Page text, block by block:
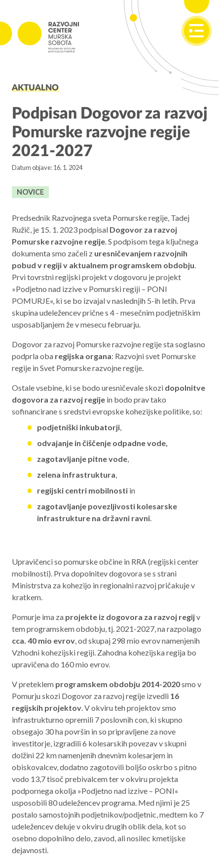
Projekti v izvajanju
Zaključeni projekti
PODJETNIŠTVO
SPOT
Invest Pomurje
PONI
REGIONALNI RAZVOJ
Aktualno programsko obdobje 2021 – 2027
Obmejna problemska območja
O NAS
NAŠE STORITVE
REGIJA
STIK
AKTUALNO
AKTUALNO
Podpisan Dogovor za razvoj
Pomurske razvojne regije
2021-2027
Datum objave: 16. 1. 2024
NOVICE
Predsednik Razvojnega sveta Pomurske regije, Tadej
Ružič, je 15. 1. 2023 podpisal Dogovor za razvoj
Pomurske razvojne regije. S podpisom tega ključnega
dokumenta smo začeli z uresničevanjem razvojnih
pobud v regiji v aktualnem programskem obdobju.
Prvi tovrstni regijski projekt v dogovoru je projekt
»Podjetno nad izzive v Pomurski regiji – PONI
POMURJE«, ki se bo izvajal v naslednjih 5-ih letih. Prva
skupina udeležencev prične s 4 - mesečnim podjetniškim
usposabljanjem že v mesecu februarju.
Dogovor za razvoj Pomurske razvojne regije sta soglasno
podprla oba regijska organa: Razvojni svet Pomurske
regije in Svet Pomurske razvojne regije.
Ostale vsebine, ki se bodo uresničevale skozi dopolnitve
dogovora za razvoj regije in bodo prav tako
sofinancirane s sredstvi evropske kohezijske politike, so:
podjetniški inkubatorji,
odvajanje in čiščenje odpadne vode,
zagotavljanje pitne vode,
zelena infrastruktura,
regijski centri mobilnosti in
zagotavljanje povezljivosti kolesarske
infrastrukture na državni ravni.
Upravičenci so pomurske občine in RRA (regijski center
mobilnosti). Prva dopolnitev dogovora se s strani
Ministrstva za kohezijo in regionalni razvoj pričakuje v
kratkem.
Pomurje ima za projekte iz dogovora za razvoj regijv
tem programskem obdobju, tj. 2021-2027, na razpolago
cca. 40 mio evrov, od skupaj 298 mio evrov namenjenih
Vzhodni kohezijski regiji. Zahodna kohezijska regija bo
upravičena do 160 mio evrov.
V preteklem programskem obdobju 2014-2020smo v
Pomurju skozi Dogovor za razvoj regije izvedli 16
regijskih projektov. V okviru teh projektov smo
infrastrukturno opremili 7 poslovnih con, ki skupno
obsegajo 30 ha površin in so pripravljene za nove
investitorje, izgradili 6 kolesarskih povezav v skupni
dolžini 22 km namenjenih dnevnim kolesarjem in
obiskovalcev, dodatno zagotovili boljšo oskrbo s pitno
vodo 13,7 tisoč prebivalcem ter v okviru projekta
podpornega okolja »Podjetno nad izzive – PONI«
usposobili 80 udeležencev programa. Med njimi je 25
postalo samostojnih podjetnikov/podjetnic, medtem ko 7
udeležencev deluje v okviru drugih oblik dela, kot so
osebno dopolnilno delo, zavod, ali nosilec kmetijske
dejavnosti.